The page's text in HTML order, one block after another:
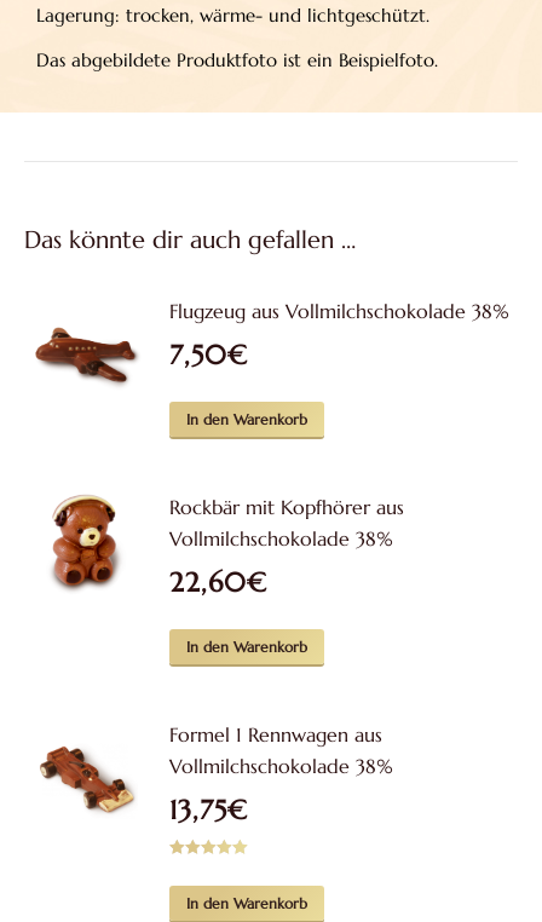
Lagerung: trocken, wärme- und lichtgeschützt.
Das abgebildete Produktfoto ist ein Beispielfoto.
Das könnte dir auch gefallen …
Flugzeug aus Vollmilchschokolade 38%
7,50€
In den Warenkorb
Rockbär mit Kopfhörer aus
Vollmilchschokolade 38%
22,60€
In den Warenkorb
Formel 1 Rennwagen aus
Vollmilchschokolade 38%
13,75€
5.00von 5
In den Warenkorb